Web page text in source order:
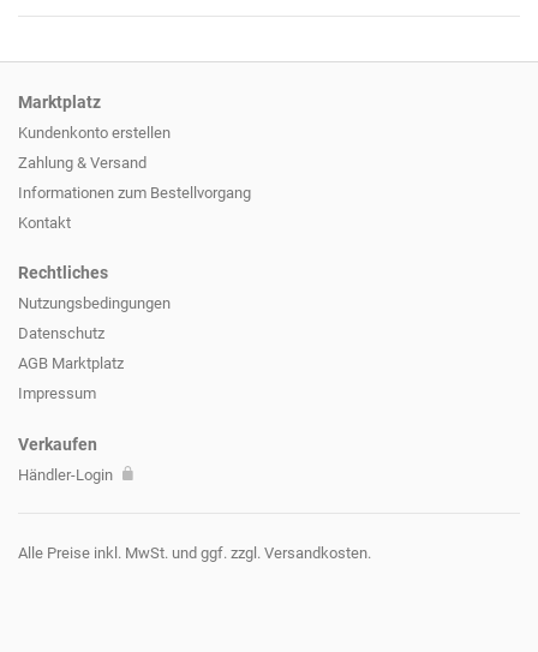
Marktplatz
Kundenkonto erstellen
Zahlung & Versand
Informationen zum Bestellvorgang
Kontakt
Rechtliches
Nutzungsbedingungen
Datenschutz
AGB Marktplatz
Impressum
Verkaufen
Händler-Login
Alle Preise inkl. MwSt. und ggf. zzgl. Versandkosten.